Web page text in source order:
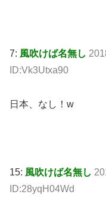
7: 風吹けば名無し
ID:Vk3Utxa90
日本、なし！w
15: 風吹けば名無し
ID:28yqH04Wd